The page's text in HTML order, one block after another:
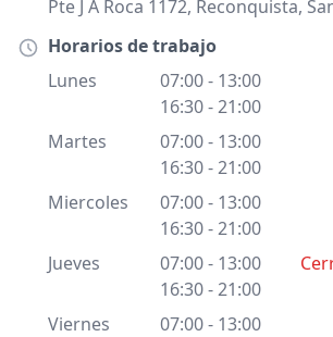
Pte J A Roca 1172, Reconquista,
Horarios de trabajo
Lunes
07:00 - 13:00
16:30 - 21:00
Martes
07:00 - 13:00
16:30 - 21:00
Miercoles
07:00 - 13:00
16:30 - 21:00
Jueves
07:00 - 13:00
16:30 - 21:00
Viernes
07:00 - 13:00